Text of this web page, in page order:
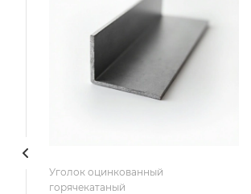
Уголок оцинкованный
горячекатаный
Высота, мм
160
Толщина, мм
Сплав / Марка стали
Оцинкованное